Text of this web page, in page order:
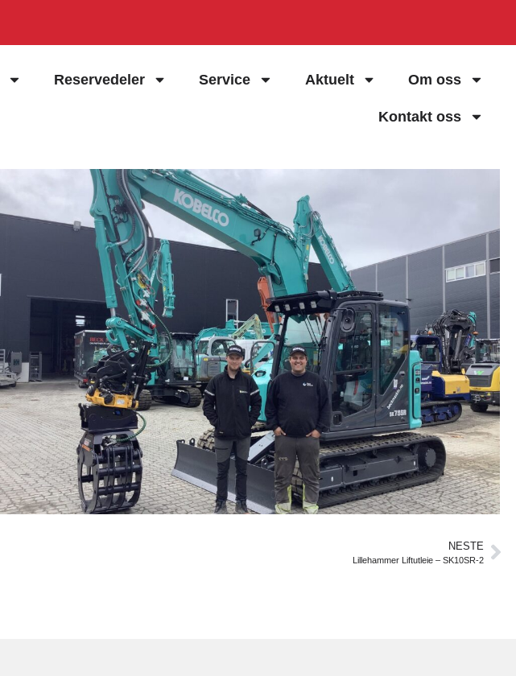
Reservedeler Service Aktuelt Om oss
Kontakt oss
NESTE
Lillehammer Liftutleie – SK10SR-2